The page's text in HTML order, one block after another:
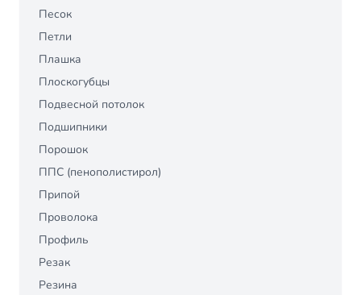
Песок
Петли
Плашка
Плоскогубцы
Подвесной потолок
Подшипники
Порошок
ППС (пенополистирол)
Припой
Проволока
Профиль
Резак
Резина